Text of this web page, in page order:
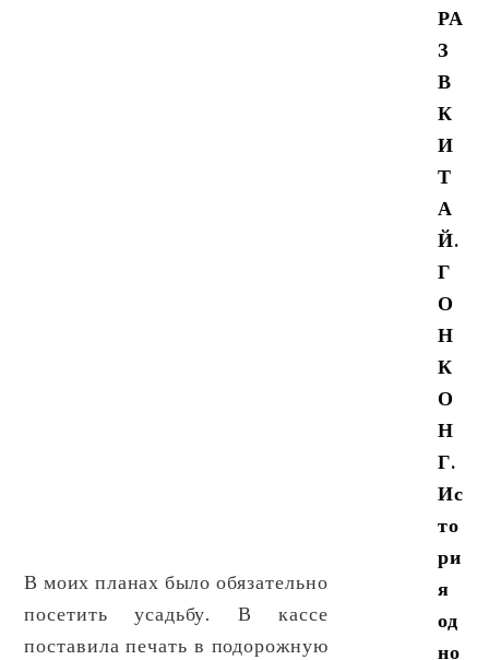
В моих планах было обязательно
посетить усадьбу. В кассе
поставила печать в подорожную
РА
З
В
К
И
Т
А
Й.
Г
О
Н
К
О
Н
Г.
Ис
то
ри
я
од
но